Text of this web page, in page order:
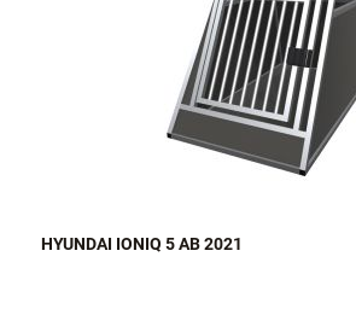
HYUNDAI IONIQ 5 AB 2021